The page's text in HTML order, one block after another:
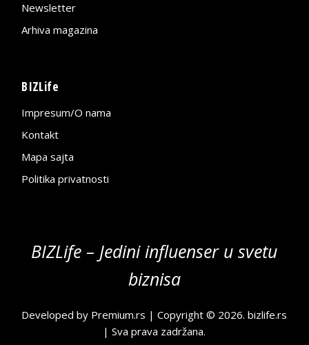
Newsletter
Arhiva magazina
BIZLife
Impresum/O nama
Kontakt
Mapa sajta
Politika privatnosti
BIZLife – Jedini influenser u svetu
biznisa
Developed by Premium.rs | Copyright © 2026.bizlife.rs
| Sva prava zadržana.